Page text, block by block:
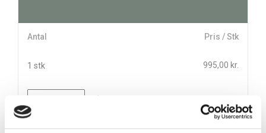
Antal Pris / Stk
1 stk 995,00 kr.
stk
995,00kr.